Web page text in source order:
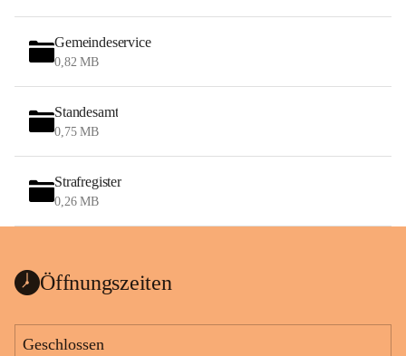
Gemeindeservice
0,82 MB
Standesamt
0,75 MB
Strafregister
0,26 MB
Öffnungszeiten
Geschlossen